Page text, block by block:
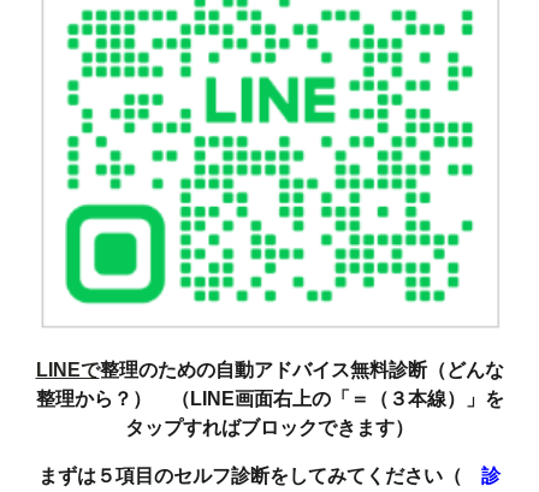
LINEで整理のための自動アドバイス無料診断（どんな
整理から？） （LINE画面右上の「＝（３本線）」を
タップすればブロックできます）
まずは５項目のセルフ診断をしてみてください（ 診